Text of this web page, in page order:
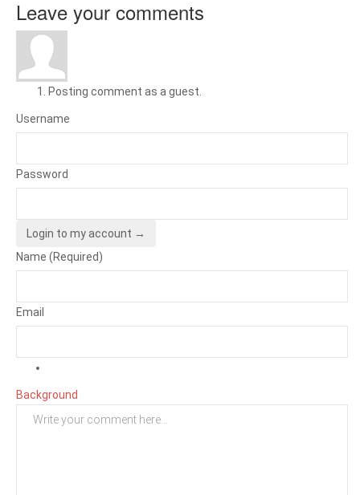
Leave your comments
Posting comment as a guest.
Username
Password
Login to my account →
Name (Required)
Email
Background